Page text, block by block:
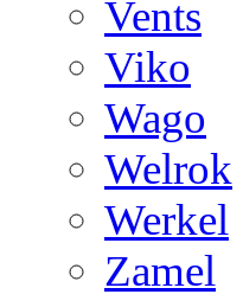
Vents
Viko
Wago
Welrok
Werkel
Zamel